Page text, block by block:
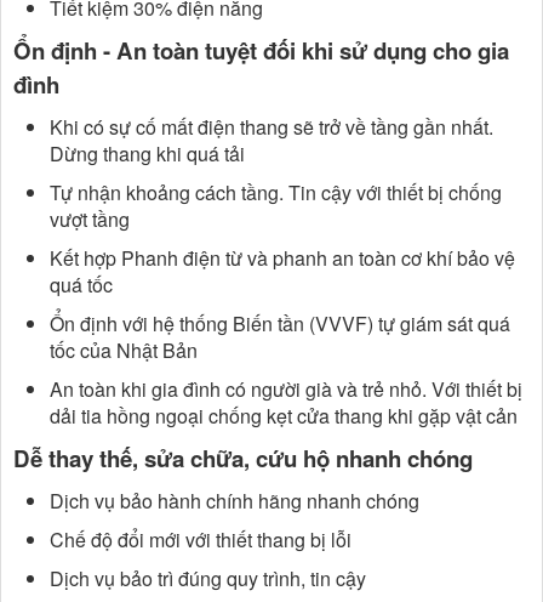
Tiết kiệm 30% điện năng
Ổn định - An toàn tuyệt đối khi sử dụng cho gia
đình
Khi có sự cố mất điện thang sẽ trở về tầng gần nhất.
Dừng thang khi quá tải
Tự nhận khoảng cách tầng. Tin cậy với thiết bị chống
vượt tầng
Kết hợp Phanh điện từ và phanh an toàn cơ khí bảo vệ
quá tốc
Ổn định với hệ thống Biến tần (VVVF) tự giám sát quá
tốc của Nhật Bản
An toàn khi gia đình có người già và trẻ nhỏ. Với thiết bị
dải tia hồng ngoại chống kẹt cửa thang khi gặp vật cản
Dễ thay thế, sửa chữa, cứu hộ nhanh chóng
Dịch vụ bảo hành chính hãng nhanh chóng
Chế độ đổi mới với thiết thang bị lỗi
Dịch vụ bảo trì đúng quy trình, tin cậy